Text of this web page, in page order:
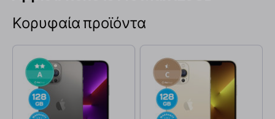
Κορυφαία προϊόντα